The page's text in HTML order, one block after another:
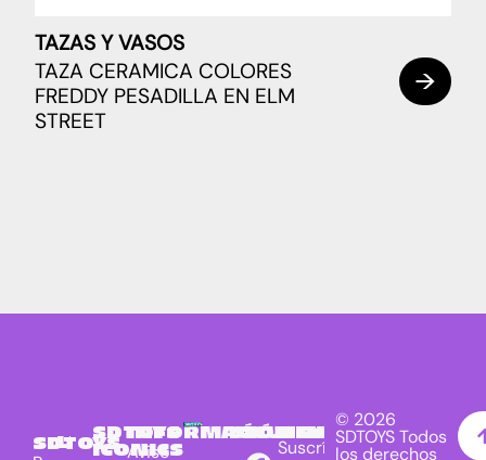
TAZAS Y VASOS
TAZA CERAMICA COLORES
FREDDY PESADILLA EN ELM
STREET
SDTOYS
LICENCIAS
SDTOYS
ICONICS
INFORMACIÓN
Aviso
SÍGUENOS
NEWSLETTER
Suscríbete
© 2026
SDTOYS Todos
los derechos